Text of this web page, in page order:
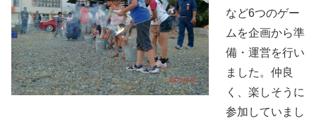
など6つのゲー
ムを企画から準
備・運営を行い
ました。仲良
く、楽しそうに
参加していまし